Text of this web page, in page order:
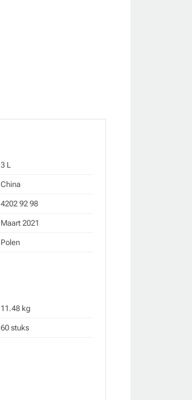
3 L
China
4202 92 98
Maart 2021
Polen
11.48 kg
60 stuks